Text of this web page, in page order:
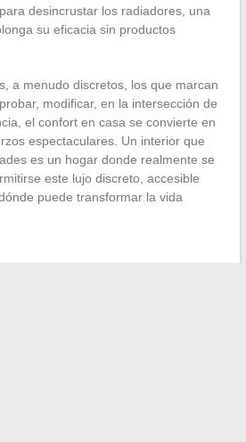
desincrustar los radiadores, una
su eficacia sin productos
a menudo discretos, los que marcan
modificar, en la intersección de
el confort en casa se convierte en
espectaculares. Un interior que
es un hogar donde realmente se
este lujo discreto, accesible
puede transformar la vida